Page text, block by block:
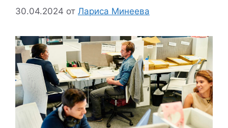
30.04.2024 от Лариса Минеева